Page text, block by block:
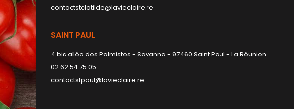
contactstclotilde@lavieclaire.re
SAINT PAUL
4 bis allée des Palmistes - Savanna - 97460 Saint Paul - La Réunion
02 62 54 75 05
contactstpaul@lavieclaire.re